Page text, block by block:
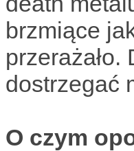
brzmiące
dostrzegać
O czym